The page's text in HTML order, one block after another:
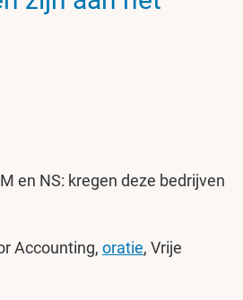
en NS: kregen deze bedrijven
Accounting, oratie, Vrije